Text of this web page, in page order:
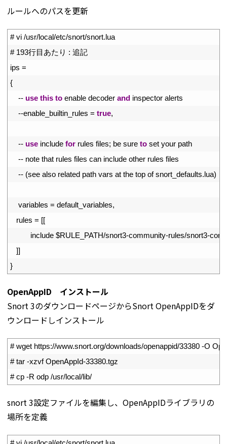
ルールへのパスを更新
# vi /usr/local/etc/snort/snort.lua
# 193行目あたり : 追記
ips =
{
-- use this to enable decoder and inspector alerts
--enable_builtin_rules = true,
-- use include for rules files; be sure to set your path
-- note that rules files can include other rules files
-- (see also related path vars at the top of snort_defaults.lua)
variables = default_variables,
rules = [[
include $RULE_PATH/snort3-community-rules/snort3-
]]
}
OpenAppID インストール
Snort 3のダウンロードページからSnort OpenAppIDをダ
ウンロードしインストール
# wget https://www.snort.org/downloads/openappid/33380 -O
# tar -xzvf OpenAppId-33380.tgz
# cp -R odp /usr/local/lib/
snort 3設定ファイルを編集し、OpenAppIDライブラリの
場所を定義